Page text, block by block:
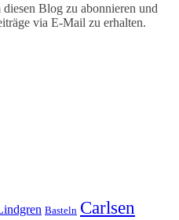
Blog zu abonnieren und
via E-Mail zu erhalten.
Basteln Carlsen